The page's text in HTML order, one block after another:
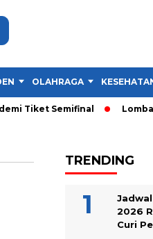
OLAHRAGA
Tiket Semifinal Lomba
TRENDING
2026
Curi